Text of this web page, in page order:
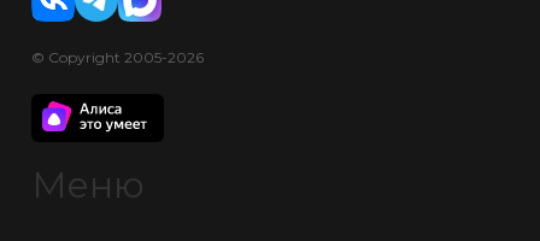
© Copyright 2005-2026
Меню